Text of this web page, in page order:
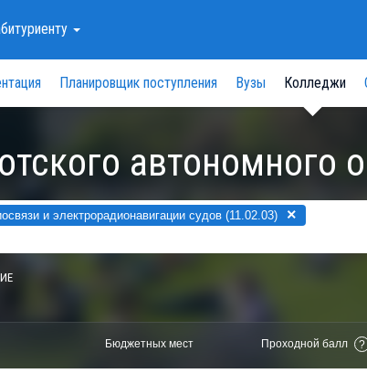
Планировщик поступления Вузы Колледжи
автономного
и электрорадионавигации судов (11.02.03) ×
Бюджетных мест Проходной балл ?